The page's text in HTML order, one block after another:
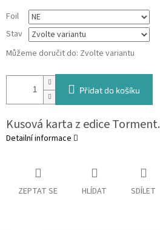
Foil
Stav
Můžeme doručit do: Zvolte variantu
Přidat do košíku
Kusová karta z edice Torment.
Detailní informace
ZEPTAT SE HLÍDAT SDÍLET